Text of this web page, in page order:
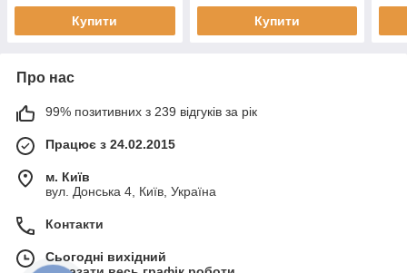
Купити Купити
Про нас
99% позитивних з 239 відгуків за рік
Працює з 24.02.2015
м. Київ
вул. Донська 4, Київ, Україна
Контакти
Сьогодні вихідний